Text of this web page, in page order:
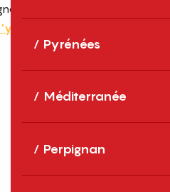
Pyrénées
Méditerranée
Perpignan
66290 Cerbère
rendre